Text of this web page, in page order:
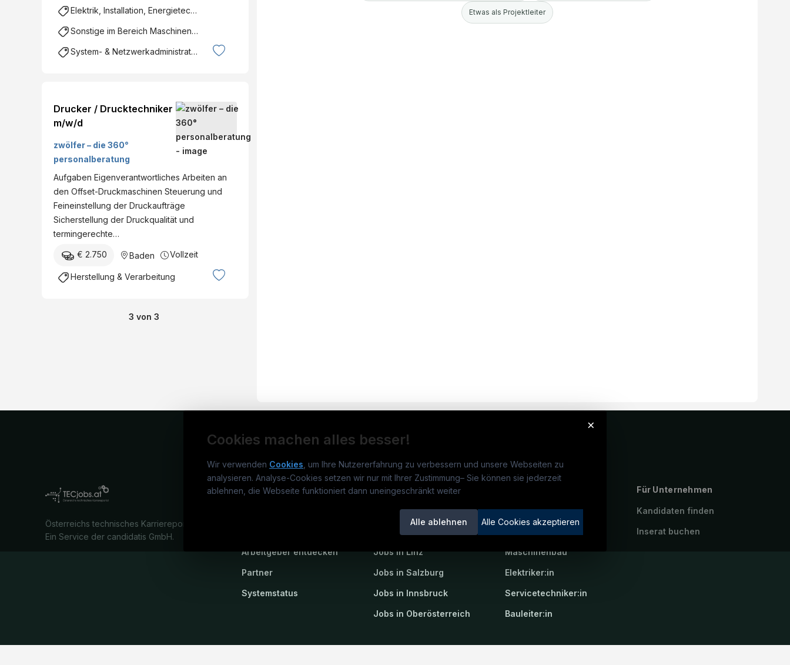
Elektrik, Installation, Energietechnik
Sonstige im Bereich Maschinenbau / Anlagenbau
System- & Netzwerkadministration
Drucker / Drucktechniker
m/w/d
zwölfer – die 360°
personalberatung
Aufgaben Eigenverantwortliches Arbeiten an
den Offset-Druckmaschinen Steuerung und
Feineinstellung der Druckaufträge
Sicherstellung der Druckqualität und
termingerechte…
€ 2.750 Baden Vollzeit
Herstellung & Verarbeitung
3 von 3
Etwas als Projektleiter
×
Cookies machen alles besser!
Wir verwenden Cookies , um Ihre Nutzererfahrung zu verbessern und unsere Webseiten zu
analysieren. Analyse-Cookies setzen wir nur mit Ihrer Zustimmung– Sie können sie jederzeit
ablehnen, die Webseite funktioniert dann uneingeschränkt weiter
Alle ablehnen Alle Cookies akzeptieren
Österreichs technisches Karriereportal.
Ein Service der candidatis GmbH.
TECjobs.at
Arbeitgeber entdecken
Partner
Systemstatus
Jobs
Jobs in Wien
Jobs in Linz
Jobs in Salzburg
Jobs in Innsbruck
Jobs in Oberösterreich
Elektrotechniker:in
Maschinenbau
Elektriker:in
Servicetechniker:in
Bauleiter:in
Für Unternehmen
Kandidaten finden
Inserat buchen